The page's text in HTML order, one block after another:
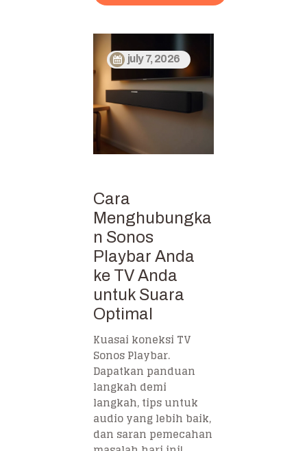
july 7, 2026
Cara
Menghubungka
n Sonos
Playbar Anda
ke TV Anda
untuk Suara
Optimal
Kuasai koneksi TV
Sonos Playbar.
Dapatkan panduan
langkah demi
langkah, tips untuk
audio yang lebih baik,
dan saran pemecahan